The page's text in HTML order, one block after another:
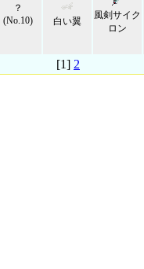
？
(No.10)
白い翼
風剣サイク
ロン
[1] 2